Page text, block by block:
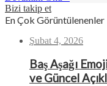
Bizi takip et
En Çok Görüntülenenler
Şubat 4, 2026
Baş Aşağı
ve Güncel